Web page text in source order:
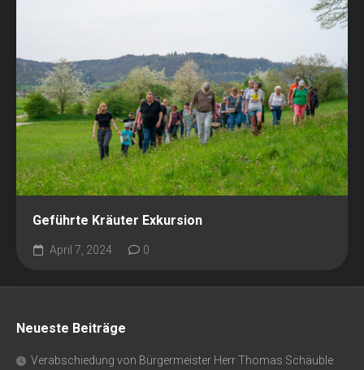
Geführte Kräuter Exkursion
April 7, 2024 0
Neueste Beiträge
Verabschiedung von Bürgermeister Herr Thomas Schäuble